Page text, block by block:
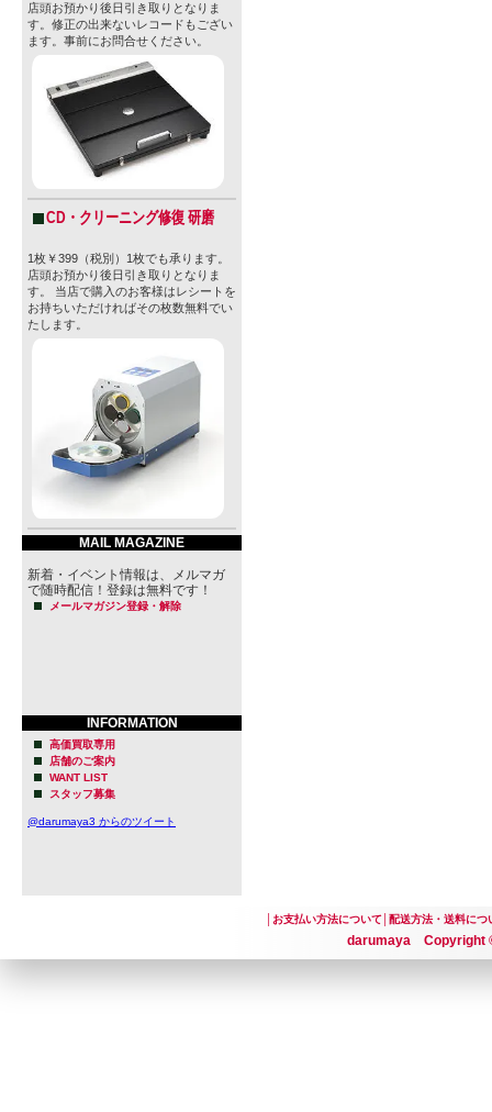
店頭お預かり後日引き取りとなりま
す。修正の出来ないレコードもござい
ます。事前にお問合せください。
CD・クリーニング修復 研磨
1枚￥399（税別）1枚でも承ります。
店頭お預かり後日引き取りとなりま
す。 当店で購入のお客様はレシートを
お持ちいただければその枚数無料でい
たします。
MAIL MAGAZINE
新着・イベント情報は、メルマガ
で随時配信！登録は無料です！
メールマガジン登録・解除
INFORMATION
高価買取専用
店舗のご案内
WANT LIST
スタッフ募集
@darumaya3 からのツイート
お支払い方法について│ 配送方法・送料につ
darumaya Copyright